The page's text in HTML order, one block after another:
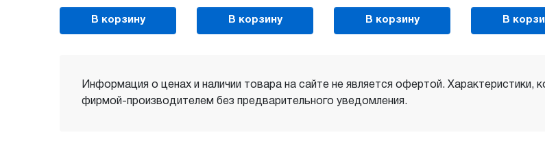
В корзину В корзину В корзину В
Информация о ценах и наличии товара на сайте не является офертой. Характеристики,
фирмой-производителем без предварительного уведомления.